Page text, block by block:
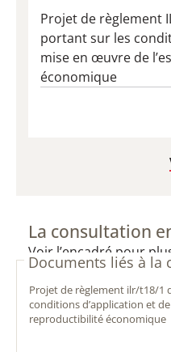
Projet de règlement
portant sur les
mise en œuvre de
économique
La consultation
Voir l’encadré pour
Documents liés à la
projet de règlement ilr/t18/1 du 14-01-2019 portant sur les
conditions d’application et
reproductibilité économique